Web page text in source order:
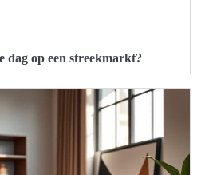
dag op een streekmarkt?